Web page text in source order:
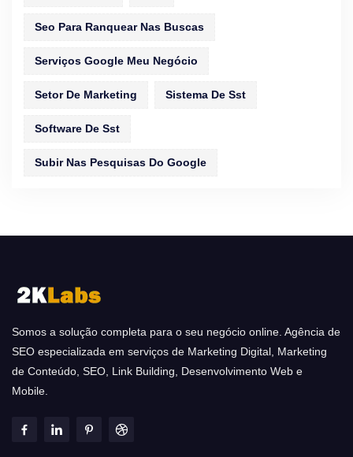
Seo Para Ranquear Nas Buscas
Serviços Google Meu Negócio
Setor De Marketing Sistema De Sst
Software De Sst
Subir Nas Pesquisas Do Google
Somos a solução completa para o seu negócio online. Agência de
SEO especializada em serviços de Marketing Digital, Marketing
de Conteúdo, SEO, Link Building, Desenvolvimento Web e
Mobile.